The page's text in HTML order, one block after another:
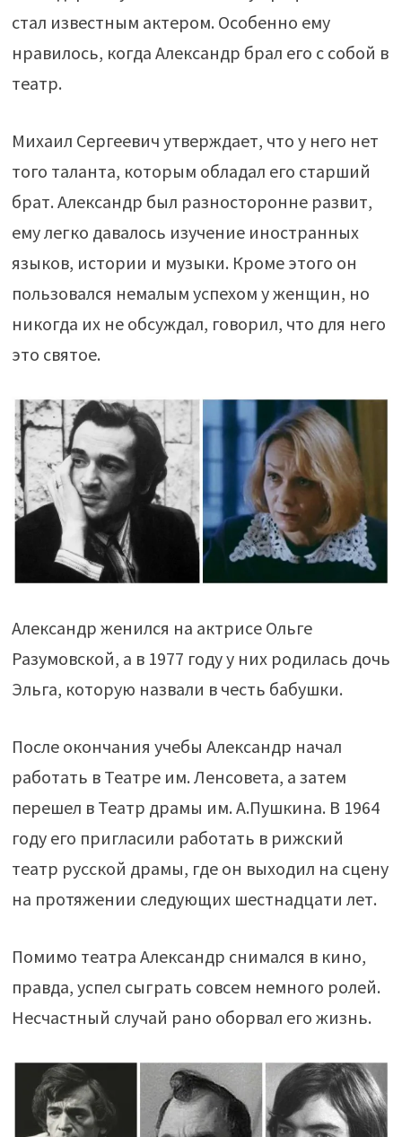
стал известным актером. Особенно ему
нравилось, когда Александр брал его с собой в
театр.
Михаил Сергеевич утверждает, что у него нет
того таланта, которым обладал его старший
брат. Александр был разносторонне развит,
ему легко давалось изучение иностранных
языков, истории и музыки. Кроме этого он
пользовался немалым успехом у женщин, но
никогда их не обсуждал, говорил, что для него
это святое.
Александр женился на актрисе Ольге
Разумовской, а в 1977 году у них родилась дочь
Эльга, которую назвали в честь бабушки.
После окончания учебы Александр начал
работать в Театре им. Ленсовета, а затем
перешел в Театр драмы им. А.Пушкина. В 1964
году его пригласили работать в рижский
театр русской драмы, где он выходил на сцену
на протяжении следующих шестнадцати лет.
Помимо театра Александр снимался в кино,
правда, успел сыграть совсем немного ролей.
Несчастный случай рано оборвал его жизнь.